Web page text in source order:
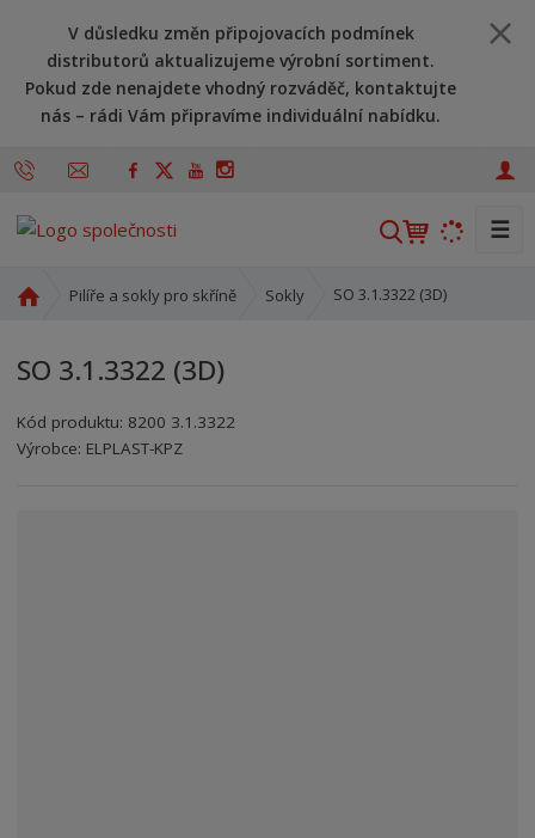
V důsledku změn připojovacích podmínek
distributorů aktualizujeme výrobní sortiment.
Pokud zde nenajdete vhodný rozváděč, kontaktujte
nás – rádi Vám připravíme individuální nabídku.
V
h
☰
d
í
s
Pilíře a sokly pro skříně Sokly SO 3.1.3322 (3D)
SO 3.1.3322 (3D)
Kód produktu: 8200 3.1.3322
Kód výrobce: 8595208620348
Kód dodavatele:8595208620348
Výrobce: ELPLAST-KPZ